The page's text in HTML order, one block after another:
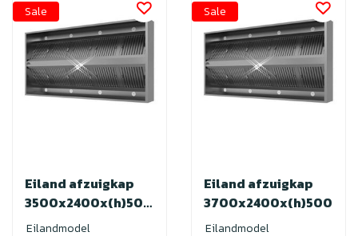
Eiland afzuigkap
3500x2400x(h)500
-
Eilandmodel
Sale
Eiland afzuigkap
3700x2400x(h)500
Eilandmodel
Sale